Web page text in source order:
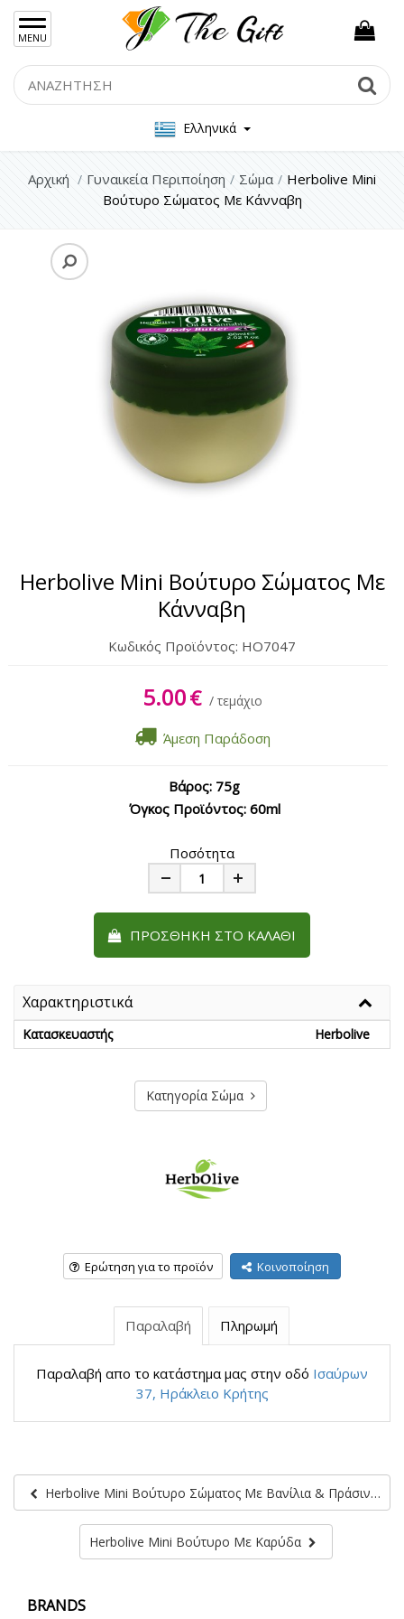
MENU
Ελληνικά
Αρχική Γυναικεία Περιποίηση Σώμα
Herbolive Mini
Βούτυρο Σώματος Με Κάνναβη
×
Γυναικείες Τσάντες
Ανδρικές Τσάντες
Γυναικεία Κοσμήματα Ασήμι 925
Γυναικεία Κοσμήματα Ατσάλι
Σετ Δώρου
Γυναικεία Περιποίηση
Herbolive Mini Βούτυρο Σώματος Με
Κάνναβη
Κωδικός Προϊόντος: HO7047
5.00€ / τεμάχιο
Άμεση Παράδοση
Βάρος: 75g
Όγκος Προϊόντος: 60ml
Ποσότητα
Plus
ΠΡΟΣΘΉΚΗ ΣΤΟ ΚΑΛΆΘΙ
Χαρακτηριστικά
Κατασκευαστής Herbolive
Κατηγορία Σώμα
Ερώτηση για το προϊόν Κοινοποίηση
Παραλαβή Πληρωμή
Παραλαβή απο το κατάστημα μας στην οδό Ισαύρων
37, Ηράκλειο Κρήτης
Herbolive Mini Βούτυρο Σώματος Με Βανίλια & Πράσινο Τσάι
Herbolive Mini Βούτυρο Με Καρύδα
BRANDS